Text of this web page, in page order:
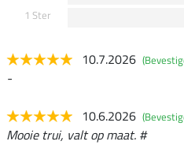
1 Ster
10.7.2026
-
10.6.2026
Mooie trui, valt op maat. #